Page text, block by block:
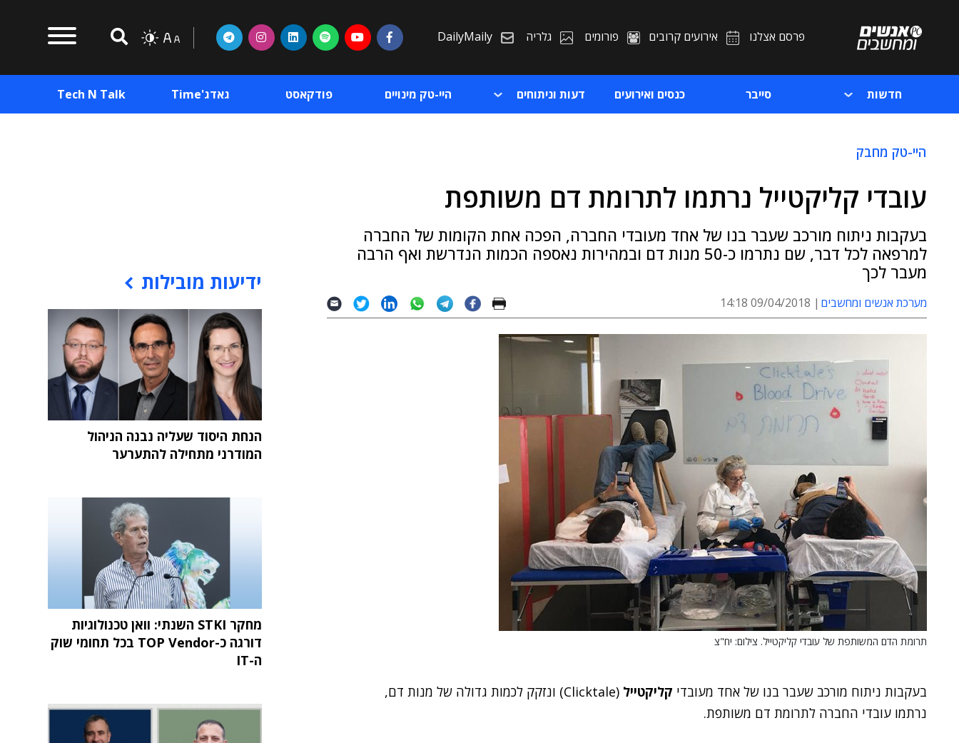
פרסם אצלנו אירועים קרובים פורומים גלריה DailyMaily
חדשות סייבר כנסים ואירועים דעות וניתוחים היי-טק מינויים פודקאסט גאדג'Time Tech N Talk
היי-טק מחבק
עובדי קליקטייל נרתמו לתרומת דם משותפת
בעקבות ניתוח מורכב שעבר בנו של אחד מעובדי החברה, הפכה אחת הקומות של החברה
למרפאה לכל דבר, שם נתרמו כ-50 מנות דם ובמהירות נאספה הכמות הנדרשת ואף הרבה
מעבר לכך
מערכת אנשים ומחשבים 09/04/2018 14:18
תרומת הדם המשותפת של עובדי קליקטייל. צילום: יח"צ
בעקבות ניתוח מורכב שעבר בנו של אחד מעובדי קליקטייל
(Clicktale) ונזקק לכמות גדולה של מנות דם,
נרתמו עובדי החברה לתרומת דם משותפת.
ידיעות מובילות
הנחת היסוד שעליה נבנה הניהול
המודרני מתחילה להתערער
מחקר STKI השנתי: וואן טכנולוגיות
דורגה כ-TOP Vendor בכל תחומי שוק
ה-IT